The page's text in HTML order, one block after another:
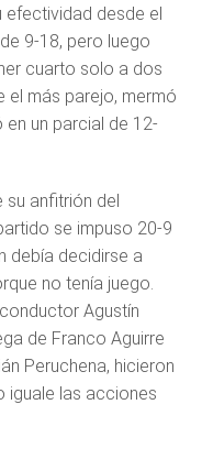
desde el
9-18, pero luego
cuarto solo a dos
el más parejo, mermó
un parcial de 12-
anfitrión del
se impuso 20-9
debía decidirse a
no tenía juego.
Agustín
de Franco Aguirre
Peruchena, hicieron
iguale las acciones